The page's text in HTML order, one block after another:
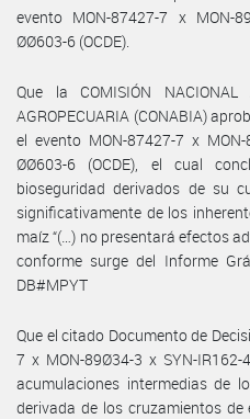
evento MON-87427-7 x MON-
ØØ603-6 (OCDE).
Que la COMISIÓN NACIONAL
AGROPECUARIA (CONABIA)
el evento MON-87427-7 x
ØØ603-6 (OCDE), el cual
bioseguridad derivados de su
significativamente de los
maíz “(…) no presentará efectos
conforme surge del Informe
DB#MPYT
Que el citado Documento de
7 x MON-89Ø34-3 x SYN-
acumulaciones intermedias de
derivada de los cruzamientos